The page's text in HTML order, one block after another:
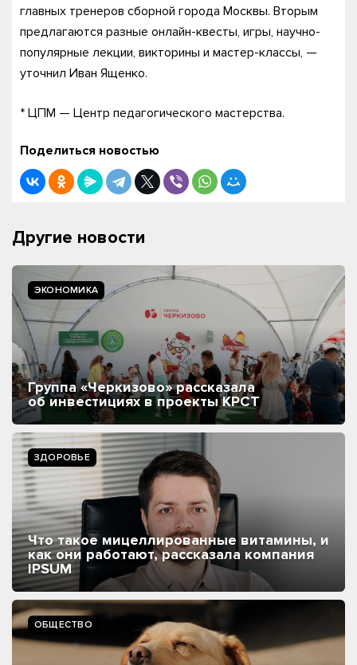
главных тренеров сборной города Москвы. Вторым
предлагаются разные онлайн-квесты, игры, научно-
популярные лекции, викторины и мастер-классы, —
уточнил Иван Ященко.
* ЦПМ — Центр педагогического мастерства.
Поделиться новостью
Другие новости
ЭКОНОМИКА
Группа «Черкизово» рассказала
об инвестициях в проекты КРСТ
ЗДОРОВЬЕ
Что такое мицеллированные витамины, и
как они работают, рассказала компания
IPSUM
ОБЩЕСТВО